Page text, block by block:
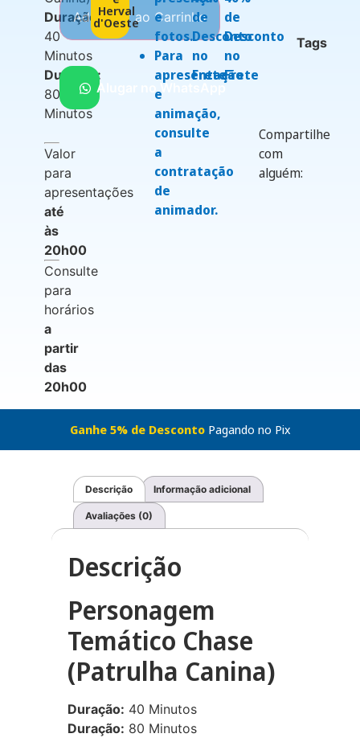
Duração:
40
Minutos
Duração:
80
Minutos
Valor
para
apresentações
até
às
20h00
Consulte
para
horários
a
partir
das
20h00
Adicionar ao Carrinho
Alugar no WhatsApp
Herval
d'Oeste
e
fotos.
Para
apresentação
e
animação,
consulte
a
contratação
de
animador.
de
Desconto
no
Frete
de
Desconto
no
Frete
Compartilhe
com
alguém:
Tags
Ganhe 5% de DescontoPagando no Pix
Descrição Informação adicional
Avaliações (0)
Descrição
Personagem
Temático Chase
(Patrulha Canina)
Duração: 40 Minutos
Duração: 80 Minutos